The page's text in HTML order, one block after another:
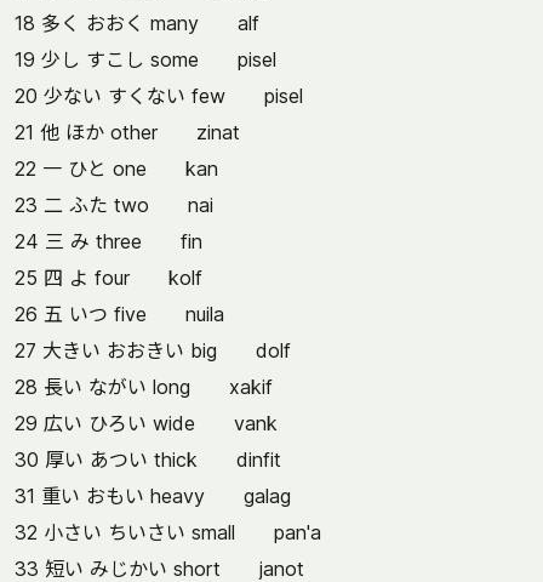
18 多く おおく many alf
19 少し すこし some pisel
20 少ない すくない few pisel
21 他 ほか other zinat
22 一 ひと one kan
23 二 ふた two nai
24 三 み three fin
25 四 よ four kolf
26 五 いつ five nuila
27 大きい おおきい big dolf
28 長い ながい long xakif
29 広い ひろい wide vank
30 厚い あつい thick dinfit
31 重い おもい heavy galag
32 小さい ちいさい small pan'a
33 短い みじかい short janot